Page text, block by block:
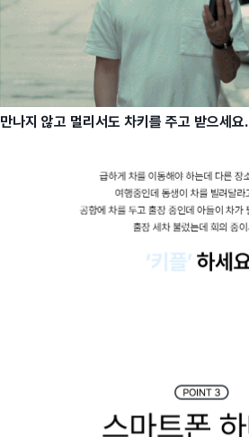
만나지 않고 멀리서도 차키를 주고 받으세요.